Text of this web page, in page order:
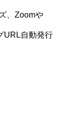
、Zoomや
URL自動発行